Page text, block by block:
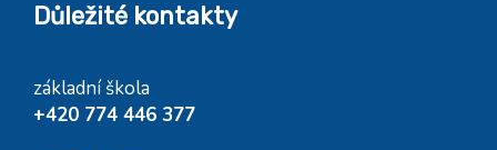
Důležité kontakty
základní škola
+420 774 446 377